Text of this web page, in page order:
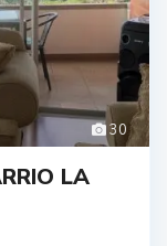
30
LA